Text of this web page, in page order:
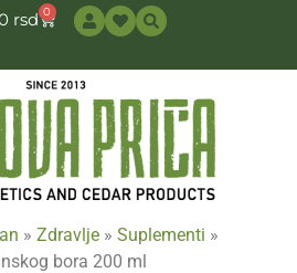
rsd 0
» Zdravlje » Suplementi »
bora 200 ml